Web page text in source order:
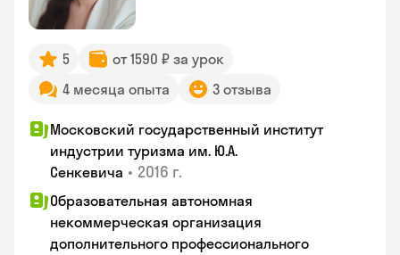
5
от 1590 ₽ за урок
4 месяца опыта
3 отзыва
Московский государственный институт
индустрии туризма им. Ю.А.
Сенкевича • 2016 г.
Образовательная автономная
некоммерческая организация
дополнительного профессионального